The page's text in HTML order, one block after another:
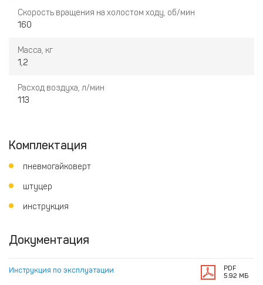
Скорость вращения на холостом ходу, об/мин
160
Масса, кг
1,2
Расход воздуха, л/мин
113
Комплектация
пневмогайковерт
штуцер
инструкция
Документация
Инструкция по эксплуатации
PDF
5.92 МБ